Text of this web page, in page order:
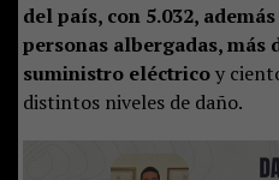
del país, con 5.032,
personas albergadas, más
suministro eléctricoy
distintos niveles de daño.